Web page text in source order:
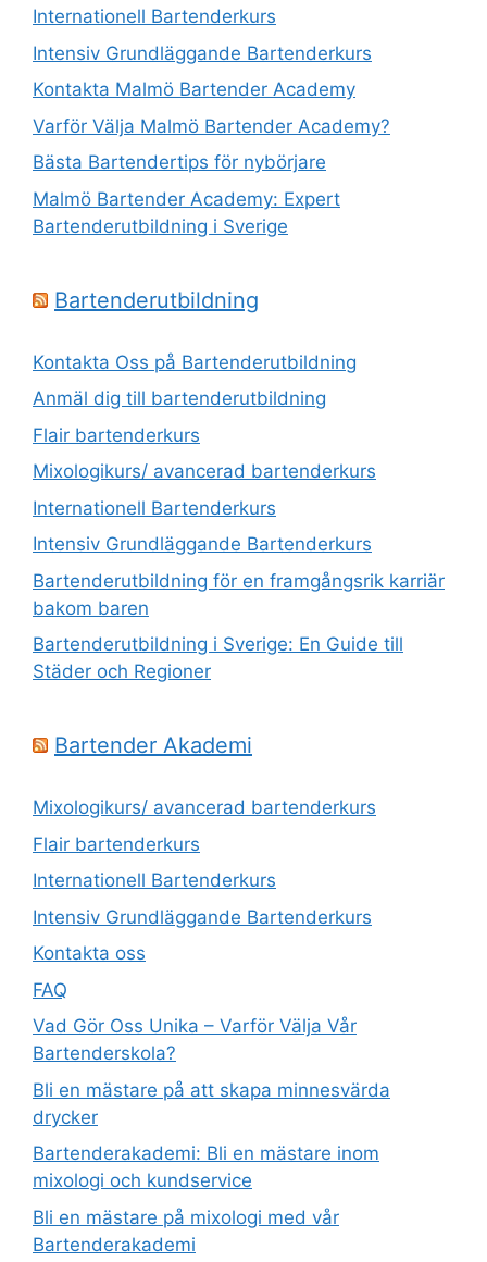
Internationell Bartenderkurs
Intensiv Grundläggande Bartenderkurs
Kontakta Malmö Bartender Academy
Varför Välja Malmö Bartender Academy?
Bästa Bartendertips för nybörjare
Malmö Bartender Academy: Expert
Bartenderutbildning i Sverige
Bartenderutbildning
Kontakta Oss på Bartenderutbildning
Anmäl dig till bartenderutbildning
Flair bartenderkurs
Mixologikurs/ avancerad bartenderkurs
Internationell Bartenderkurs​
Intensiv Grundläggande Bartenderkurs
Bartenderutbildning för en framgångsrik karriär
bakom baren
Bartenderutbildning i Sverige: En Guide till
Städer och Regioner
Bartender Akademi
Mixologikurs/ avancerad bartenderkurs
Flair bartenderkurs
Internationell Bartenderkurs​
Intensiv Grundläggande Bartenderkurs
Kontakta oss
FAQ
Vad Gör Oss Unika – Varför Välja Vår
Bartenderskola?
Bli en mästare på att skapa minnesvärda
drycker
Bartenderakademi: Bli en mästare inom
mixologi och kundservice
Bli en mästare på mixologi med vår
Bartenderakademi